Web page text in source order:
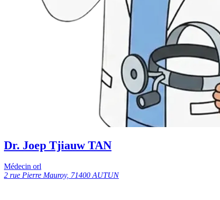
Dr. Joep Tjiauw TAN
Médecin orl
2 rue Pierre Mauroy, 71400 AUTUN